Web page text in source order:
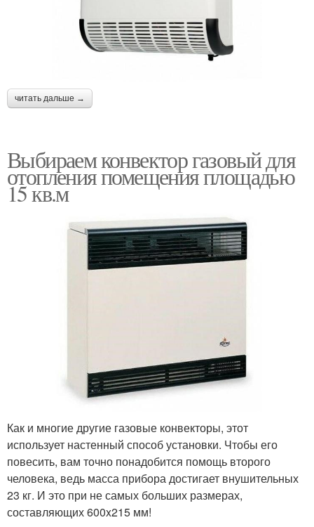
читать дальше →
Выбираем конвектор газовый для
отопления помещения площадью
15 кв.м
Как и многие другие газовые конвекторы, этот
использует настенный способ установки. Чтобы его
повесить, вам точно понадобится помощь второго
человека, ведь масса прибора достигает внушительных
23 кг. И это при не самых больших размерах,
составляющих 600x215 мм!